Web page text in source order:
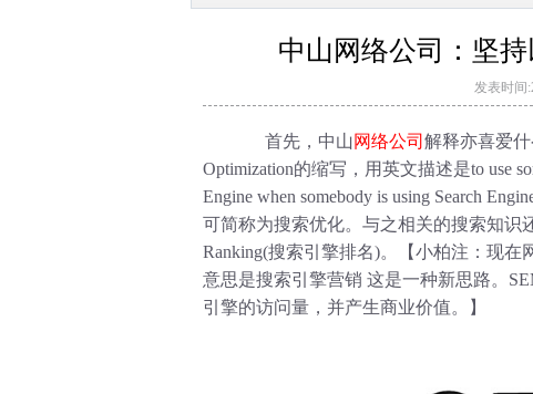
中山网络公司：坚
发表时
首先，中山网络公司 解释亦喜爱什
Optimization的缩写，用英文描述是to use
Engine when somebody is using Search
可简称为搜索优化。与之相关的搜索知识
Ranking(搜索引擎排名)。【小柏注：现在
意思是搜索引擎营销 这是一种新思路。
引擎的访问量，并产生商业价值。】